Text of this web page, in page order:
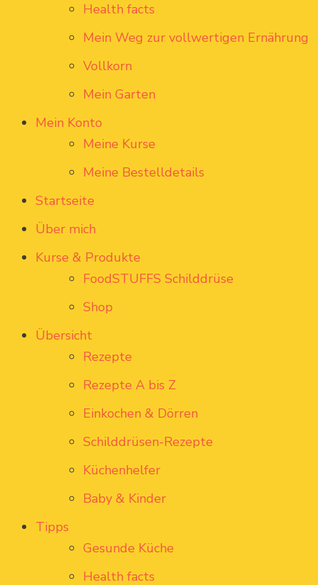
Health facts
Mein Weg zur vollwertigen Ernährung
Vollkorn
Mein Garten
Mein Konto
Meine Kurse
Meine Bestelldetails
Startseite
Über mich
Kurse & Produkte
FoodSTUFFS Schilddrüse
Shop
Übersicht
Rezepte
Rezepte A bis Z
Einkochen & Dörren
Schilddrüsen-Rezepte
Küchenhelfer
Baby & Kinder
Tipps
Gesunde Küche
Health facts